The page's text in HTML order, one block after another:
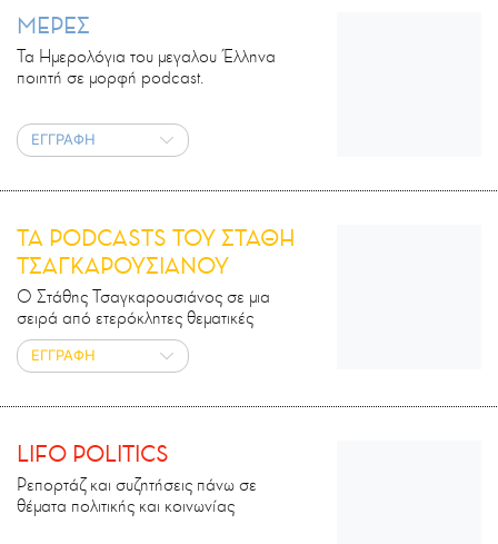
ΜΕΡΕΣ
Τα Ημερολόγια του μεγαλου Έλληνα
ποιητή σε μορφή podcast.
ΕΓΓΡΑΦΗ
ΤΑ PODCASTS ΤΟΥ ΣΤΑΘΗ
ΤΣΑΓΚΑΡΟΥΣΙΑΝΟΥ
Ο Στάθης Τσαγκαρουσιάνος σε μια
σειρά από ετερόκλητες θεματικές
ΕΓΓΡΑΦΗ
LIFO POLITICS
Ρεπορτάζ και συζητήσεις πάνω σε
θέματα πολιτικής και κοινωνίας